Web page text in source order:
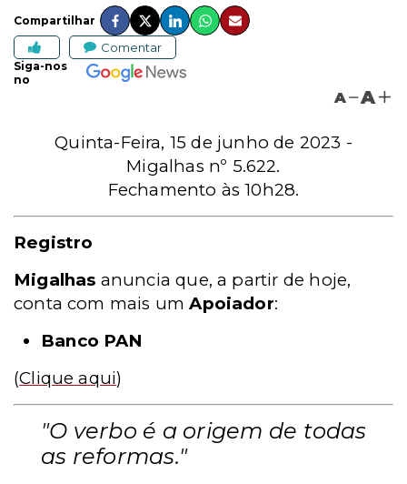
Compartilhar
Comentar
Siga-nos
no
A A
Quinta-Feira, 15 de junho de 2023 -
Migalhas nº 5.622.
Fechamento às 10h28.
Registro
Migalhas anuncia que, a partir de hoje,
conta com mais umApoiador:
Banco PAN
(Clique aqui)
"O verbo é a origem de todas
as reformas."